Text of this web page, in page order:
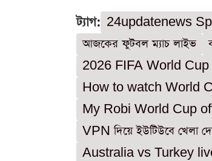
ট্যাগ: 24updatenews
আজকের ফুটবল ম্যাচ লাইভ
2026 FIFA World
How to watch World
My Robi World Cup
VPN দিয়ে ইউটিউবে খেলা
Australia vs Turkey